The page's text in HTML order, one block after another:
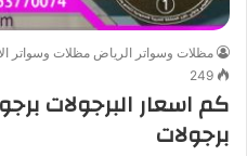
مظلات وسواتر الرياض مظلات وسواتر
249
كم اسعار البرجولات
برجولات